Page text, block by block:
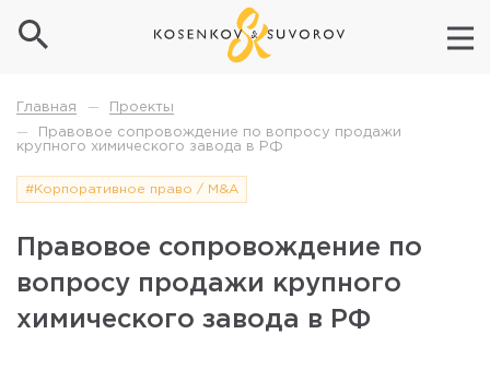
Главная — Проекты
—
Правовое сопровождение по вопросу продажи
крупного химического завода в РФ
#Корпоративное право / M&A
Правовое сопровождение по
вопросу продажи крупного
химического завода в РФ